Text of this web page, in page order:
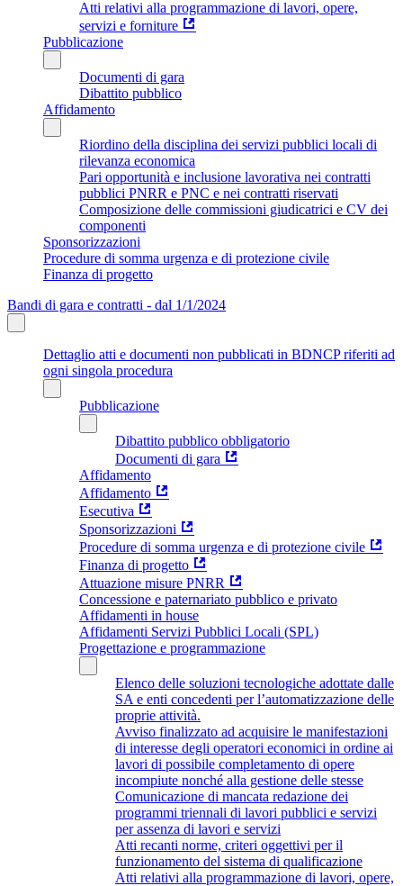
Atti relativi alla programmazione di lavori, opere,
servizi e forniture
Pubblicazione
Documenti di gara
Dibattito pubblico
Affidamento
Riordino della disciplina dei servizi pubblici locali di
rilevanza economica
Pari opportunità e inclusione lavorativa nei contratti
pubblici PNRR e PNC e nei contratti riservati
Composizione delle commissioni giudicatrici e CV dei
componenti
Sponsorizzazioni
Procedure di somma urgenza e di protezione civile
Finanza di progetto
Bandi di gara e contratti - dal 1/1/2024
Dettaglio atti e documenti non pubblicati in BDNCP riferiti ad
ogni singola procedura
Pubblicazione
Dibattito pubblico obbligatorio
Documenti di gara
Affidamento
Affidamento
Esecutiva
Sponsorizzazioni
Procedure di somma urgenza e di protezione civile
Finanza di progetto
Attuazione misure PNRR
Concessione e paternariato pubblico e privato
Affidamenti in house
Affidamenti Servizi Pubblici Locali (SPL)
Progettazione e programmazione
Elenco delle soluzioni tecnologiche adottate dalle
SA e enti concedenti per l’automatizzazione delle
proprie attività.
Avviso finalizzato ad acquisire le manifestazioni
di interesse degli operatori economici in ordine ai
lavori di possibile completamento di opere
incompiute nonché alla gestione delle stesse
Comunicazione di mancata redazione dei
programmi triennali di lavori pubblici e servizi
per assenza di lavori e servizi
Atti recanti norme, criteri oggettivi per il
funzionamento del sistema di qualificazione
Atti relativi alla programmazione di lavori, opere,